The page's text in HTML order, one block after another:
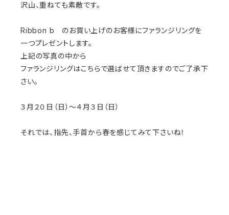
沢山、重ねても素敵です。
Ribbon b のお買い上げのお客様にファランジリングを
一つプレゼントします。
上記の写真の中から
ファランジリングはこちらで選ばせて頂きますのでご了承下
さい。
３月２０日（日）～４月３日（日）
それでは、指先、手首から春を感じてみて下さいね！